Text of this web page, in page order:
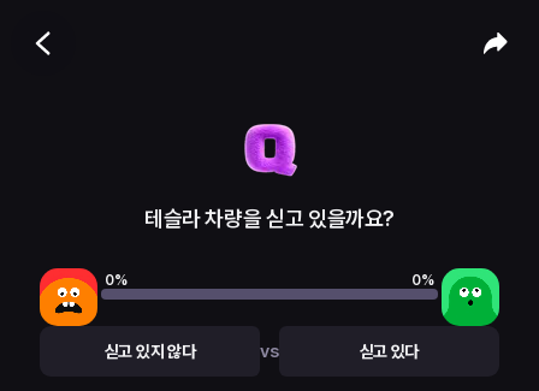
테슬라 차량을 싣고 있을까요?
0% 0%
싣고 있지 않다 vs 싣고 있다